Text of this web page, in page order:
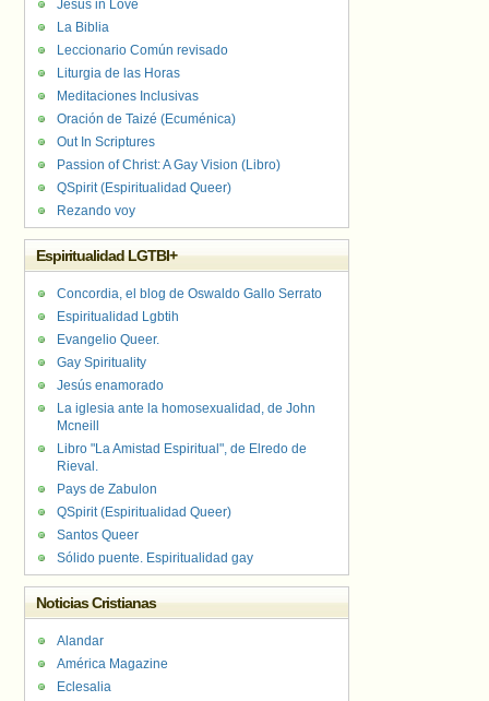
Jesús in Love
La Biblia
Leccionario Común revisado
Liturgia de las Horas
Meditaciones Inclusivas
Oración de Taizé (Ecuménica)
Out In Scriptures
Passion of Christ: A Gay Vision (Libro)
QSpirit (Espiritualidad Queer)
Rezando voy
Espiritualidad LGTBI+
Concordia, el blog de Oswaldo Gallo Serrato
Espiritualidad Lgbtih
Evangelio Queer.
Gay Spirituality
Jesús enamorado
La iglesia ante la homosexualidad, de John
Mcneill
Libro "La Amistad Espiritual", de Elredo de
Rieval.
Pays de Zabulon
QSpirit (Espiritualidad Queer)
Santos Queer
Sólido puente. Espiritualidad gay
Noticias Cristianas
Alandar
América Magazine
Eclesalia